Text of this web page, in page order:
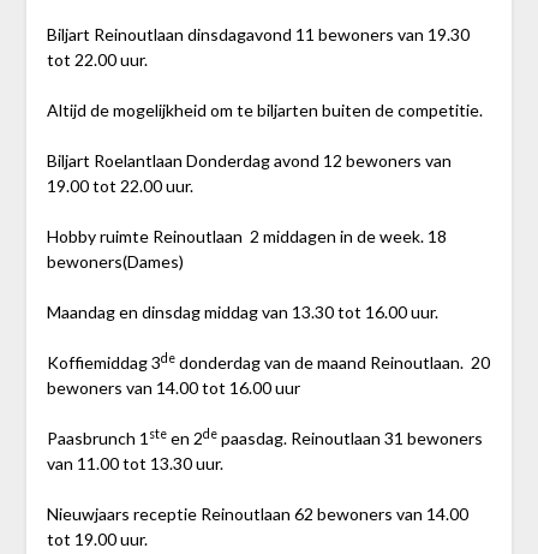
Biljart Reinoutlaan dinsdagavond 11 bewoners van 19.30
tot 22.00 uur.
Altijd de mogelijkheid om te biljarten buiten de competitie.
Biljart Roelantlaan Donderdag avond 12 bewoners van
19.00 tot 22.00 uur.
Hobby ruimte Reinoutlaan 2 middagen in de week. 18
bewoners(Dames)
Maandag en dinsdag middag van 13.30 tot 16.00 uur.
Koffiemiddag 3dedonderdag van de maand Reinoutlaan. 20
bewoners van 14.00 tot 16.00 uur
Paasbrunch 1 steen 2depaasdag. Reinoutlaan 31 bewoners
van 11.00 tot 13.30 uur.
Nieuwjaars receptie Reinoutlaan 62 bewoners van 14.00
tot 19.00 uur.